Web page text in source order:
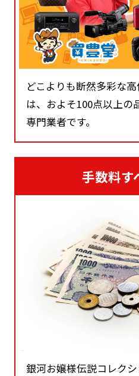
どこよりも断然多彩な
は、およそ100点以上の
専門業者です。
手数料す
銀河お嬢様伝説コレク